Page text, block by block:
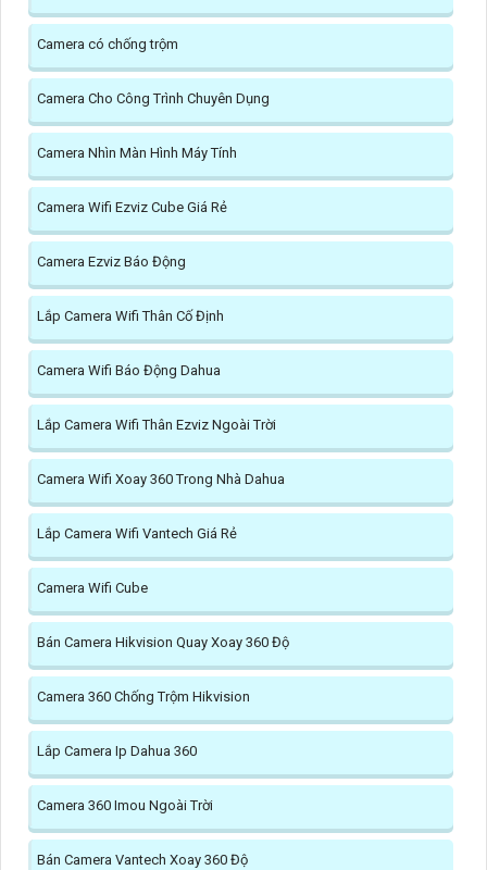
Camera có chống trộm
Camera Cho Công Trình Chuyên Dụng
Camera Nhìn Màn Hình Máy Tính
Camera Wifi Ezviz Cube Giá Rẻ
Camera Ezviz Báo Động
Lắp Camera Wifi Thân Cố Định
Camera Wifi Báo Động Dahua
Lắp Camera Wifi Thân Ezviz Ngoài Trời
Camera Wifi Xoay 360 Trong Nhà Dahua
Lắp Camera Wifi Vantech Giá Rẻ
Camera Wifi Cube
Bán Camera Hikvision Quay Xoay 360 Độ
Camera 360 Chống Trộm Hikvision
Lắp Camera Ip Dahua 360
Camera 360 Imou Ngoài Trời
Bán Camera Vantech Xoay 360 Độ